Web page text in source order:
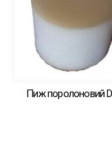
Пиж поролоновий